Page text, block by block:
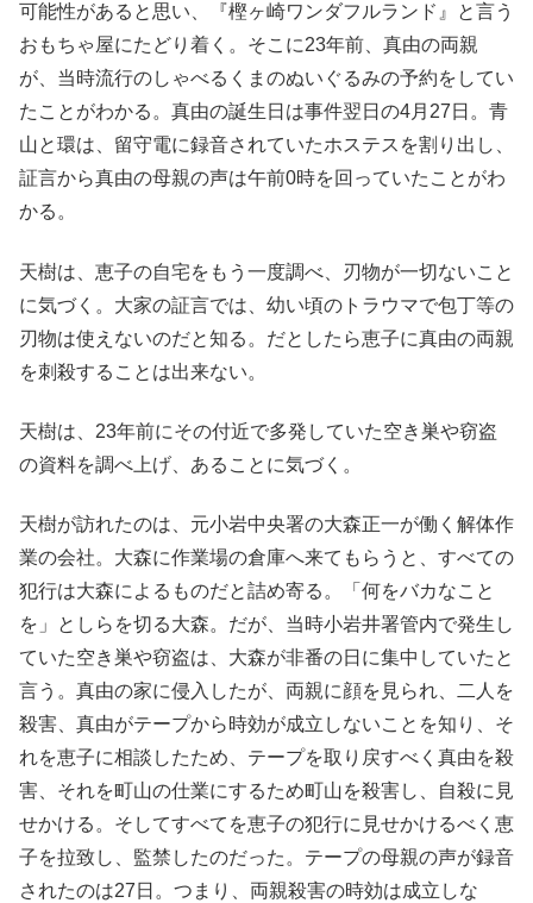
可能性があると思い、『樫ヶ崎ワンダフルランド』と言う
おもちゃ屋にたどり着く。そこに23年前、真由の両親
が、当時流行のしゃべるくまのぬいぐるみの予約をしてい
たことがわかる。真由の誕生日は事件翌日の4月27日。青
山と環は、留守電に録音されていたホステスを割り出し、
証言から真由の母親の声は午前0時を回っていたことがわ
かる。
天樹は、恵子の自宅をもう一度調べ、刃物が一切ないこと
に気づく。大家の証言では、幼い頃のトラウマで包丁等の
刃物は使えないのだと知る。だとしたら恵子に真由の両親
を刺殺することは出来ない。
天樹は、23年前にその付近で多発していた空き巣や窃盗
の資料を調べ上げ、あることに気づく。
天樹が訪れたのは、元小岩中央署の大森正一が働く解体作
業の会社。大森に作業場の倉庫へ来てもらうと、すべての
犯行は大森によるものだと詰め寄る。「何をバカなこと
を」としらを切る大森。だが、当時小岩井署管内で発生し
ていた空き巣や窃盗は、大森が非番の日に集中していたと
言う。真由の家に侵入したが、両親に顔を見られ、二人を
殺害、真由がテープから時効が成立しないことを知り、そ
れを恵子に相談したため、テープを取り戻すべく真由を殺
害、それを町山の仕業にするため町山を殺害し、自殺に見
せかける。そしてすべてを恵子の犯行に見せかけるべく恵
子を拉致し、監禁したのだった。テープの母親の声が録音
されたのは27日。つまり、両親殺害の時効は成立しな